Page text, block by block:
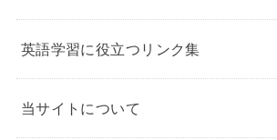
英語学習に役立つリンク集
当サイトについて